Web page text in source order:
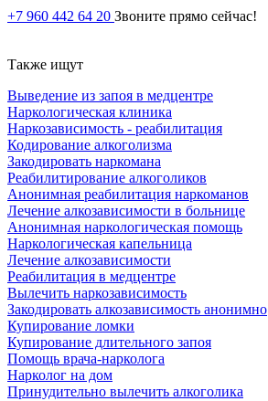
+7 960 442 64 20 Звоните прямо сейчас!
Также ищут
Выведение из запоя в медцентре
Наркологическая клиника
Наркозависимость - реабилитация
Кодирование алкоголизма
Закодировать наркомана
Реабилитирование алкоголиков
Анонимная реабилитация наркоманов
Лечение алкозависимости в больнице
Анонимная наркологическая помощь
Наркологическая капельница
Лечение алкозависимости
Реабилитация в медцентре
Вылечить наркозависимость
Закодировать алкозависимость анонимно
Купирование ломки
Купирование длительного запоя
Помощь врача-нарколога
Нарколог на дом
Принудительно вылечить алкоголика